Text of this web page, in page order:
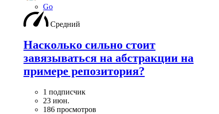
Go
Средний
Насколько сильно стоит
завязываться на абстракции на
примере репозитория?
1 подписчик
23 июн.
186 просмотров